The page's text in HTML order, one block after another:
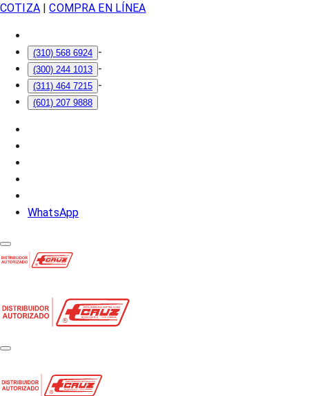
COTIZA| COMPRA EN LÍNEA
(310) 568 6924 -
(300) 244 1013 -
(311) 464 7215 -
(601) 207 9888
WhatsApp